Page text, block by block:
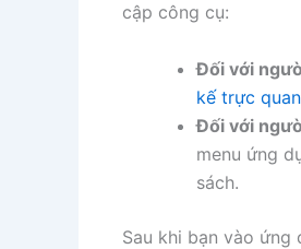
cập công cụ:
Đối với
kế trực
Đối với
menu ứng
sách.
Sau khi bạn vào ứng